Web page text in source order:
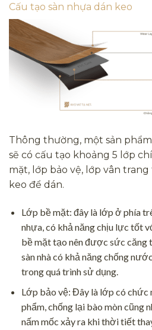
Cấu tạo sàn nhựa dán keo
Thông thường, một sản phẩm
sẽ có cấu tạo khoảng 5 lớp
mặt, lớp bảo vệ, lớp vân
keo để dán.
Lớp bề mặt: đây là lớp ở phía
nhựa, có khả năng chịu lực tốt
bề mặt tạo nên được sức căng
sàn nhà có khả năng chống
trong quá trình sử dụng.
Lớp bảo vệ: Đây là lớp có chức
phẩm, chống lại bào mòn cũng
nấm mốc xảy ra khi thời tiết